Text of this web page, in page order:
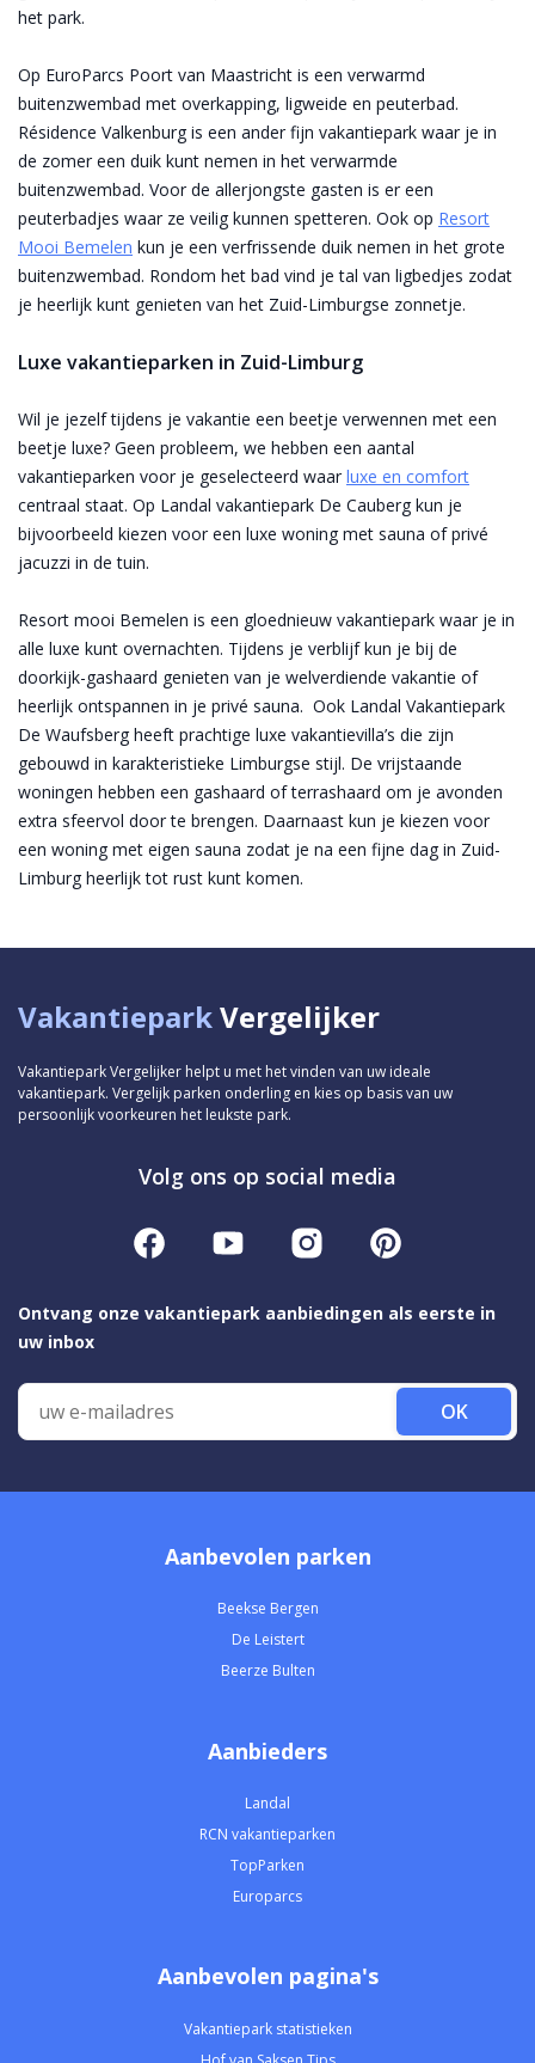
het park.
Op EuroParcs Poort van Maastricht is een verwarmd
buitenzwembad met overkapping, ligweide en peuterbad.
Résidence Valkenburg is een ander fijn vakantiepark waar je in
de zomer een duik kunt nemen in het verwarmde
buitenzwembad. Voor de allerjongste gasten is er een
peuterbadjes waar ze veilig kunnen spetteren. Ook op Resort
Mooi Bemelen kun je een verfrissende duik nemen in het grote
buitenzwembad. Rondom het bad vind je tal van ligbedjes zodat
je heerlijk kunt genieten van het Zuid-Limburgse zonnetje.
Luxe vakantieparken in Zuid-Limburg
Wil je jezelf tijdens je vakantie een beetje verwennen met een
beetje luxe? Geen probleem, we hebben een aantal
vakantieparken voor je geselecteerd waar luxe en comfort
centraal staat. Op Landal vakantiepark De Cauberg kun je
bijvoorbeeld kiezen voor een luxe woning met sauna of privé
jacuzzi in de tuin.
Resort mooi Bemelen is een gloednieuw vakantiepark waar je in
alle luxe kunt overnachten. Tijdens je verblijf kun je bij de
doorkijk-gashaard genieten van je welverdiende vakantie of
heerlijk ontspannen in je privé sauna. Ook Landal Vakantiepark
De Waufsberg heeft prachtige luxe vakantievilla’s die zijn
gebouwd in karakteristieke Limburgse stijl. De vrijstaande
woningen hebben een gashaard of terrashaard om je avonden
extra sfeervol door te brengen. Daarnaast kun je kiezen voor
een woning met eigen sauna zodat je na een fijne dag in Zuid-
Limburg heerlijk tot rust kunt komen.
VakantieparkVergelijker
Vakantiepark Vergelijker helpt u met het vinden van uw ideale
vakantiepark. Vergelijk parken onderling en kies op basis van uw
persoonlijk voorkeuren het leukste park.
Volg ons op social media
Ontvang onze vakantiepark aanbiedingen als eerste in
uw inbox
OK
Aanbevolen parken
Beekse Bergen
De Leistert
Beerze Bulten
Aanbieders
Landal
RCN vakantieparken
TopParken
Europarcs
Aanbevolen pagina's
Vakantiepark statistieken